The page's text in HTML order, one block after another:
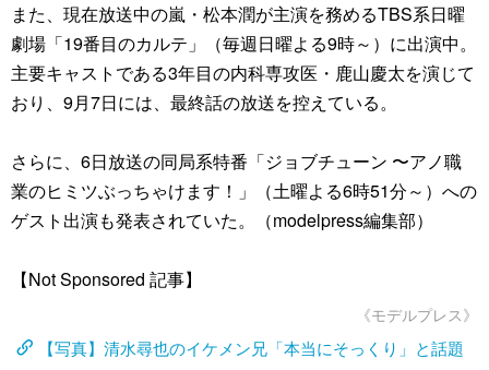
また、現在放送中の嵐・松本潤が主演を務めるTBS系日曜
劇場「19番目のカルテ」（毎週日曜よる9時～）に出演中。
主要キャストである3年目の内科専攻医・鹿山慶太を演じて
おり、9月7日には、最終話の放送を控えている。
さらに、6日放送の同局系特番「ジョブチューン 〜アノ職
業のヒミツぶっちゃけます！」（土曜よる6時51分～）への
ゲスト出演も発表されていた。（modelpress編集部）
【Not Sponsored 記事】
《モデルプレス》
【写真】清水尋也のイケメン兄「本当にそっくり」と話題